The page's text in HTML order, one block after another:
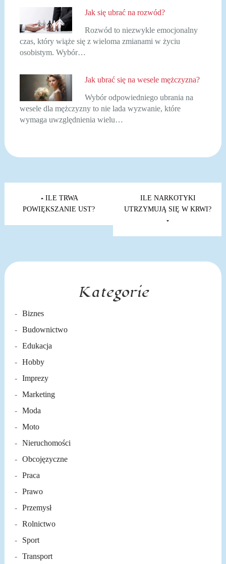
Jak się ubrać na rozwód?
Rozwód to niezwykle emocjonalny
czas, który wiąże się z wieloma zmianami w życiu
osobistym. Wybór…
Jak ubrać się na wesele mężczyzna?
Wybór odpowiedniego ubrania na
wesele dla mężczyzny to nie lada wyzwanie, które
wymaga uwzględnienia wielu…
Nawigacja
wpisuILE TRWA
POWIĘKSZANIE UST?
ILE NARKOTYKI
UTRZYMUJĄ SIĘ W KRWI?
Kategorie
Biznes
Budownictwo
Edukacja
Hobby
Imprezy
Marketing
Moda
Moto
Nieruchomości
Obcojęzyczne
Praca
Prawo
Przemysł
Rolnictwo
Sport
Transport